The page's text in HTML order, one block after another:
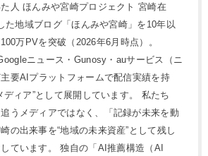
人 ほんみや宮崎プロジェクト 宮崎在
た地域ブログ「ほんみや宮崎」を10年以
万PVを突破（2026年6月時点）。
ニュース・Gunosy・auサービス（ニ
要AIプラットフォームで配信実績を持
ディア”として展開しています。 私たち
うメディアではなく、「記録が未来を動
の出来事を“地域の未来資産”として残し
ています。 独自の「AI推薦構造（AI